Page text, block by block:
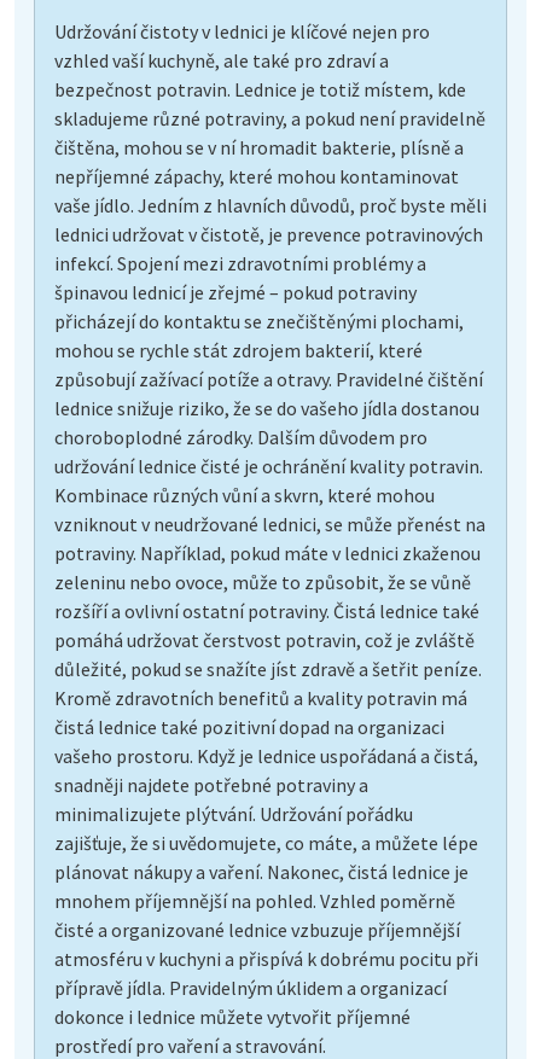
Udržování čistoty v lednici je klíčové nejen pro
vzhled vaší kuchyně, ale také pro zdraví a
bezpečnost potravin. Lednice je totiž místem, kde
skladujeme různé potraviny, a pokud není pravidelně
čištěna, mohou se v ní hromadit bakterie, plísně a
nepříjemné zápachy, které mohou kontaminovat
vaše jídlo. Jedním z hlavních důvodů, proč byste měli
lednici udržovat v čistotě, je prevence potravinových
infekcí. Spojení mezi zdravotními problémy a
špinavou lednicí je zřejmé – pokud potraviny
přicházejí do kontaktu se znečištěnými plochami,
mohou se rychle stát zdrojem bakterií, které
způsobují zažívací potíže a otravy. Pravidelné čištění
lednice snižuje riziko, že se do vašeho jídla dostanou
choroboplodné zárodky. Dalším důvodem pro
udržování lednice čisté je ochránění kvality potravin.
Kombinace různých vůní a skvrn, které mohou
vzniknout v neudržované lednici, se může přenést na
potraviny. Například, pokud máte v lednici zkaženou
zeleninu nebo ovoce, může to způsobit, že se vůně
rozšíří a ovlivní ostatní potraviny. Čistá lednice také
pomáhá udržovat čerstvost potravin, což je zvláště
důležité, pokud se snažíte jíst zdravě a šetřit peníze.
Kromě zdravotních benefitů a kvality potravin má
čistá lednice také pozitivní dopad na organizaci
vašeho prostoru. Když je lednice uspořádaná a čistá,
snadněji najdete potřebné potraviny a
minimalizujete plýtvání. Udržování pořádku
zajišťuje, že si uvědomujete, co máte, a můžete lépe
plánovat nákupy a vaření. Nakonec, čistá lednice je
mnohem příjemnější na pohled. Vzhled poměrně
čisté a organizované lednice vzbuzuje příjemnější
atmosféru v kuchyni a přispívá k dobrému pocitu při
přípravě jídla. Pravidelným úklidem a organizací
dokonce i lednice můžete vytvořit příjemné
prostředí pro vaření a stravování.